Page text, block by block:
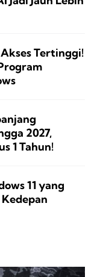
Tertinggi!
2027,
1 Tahun!
11 yang